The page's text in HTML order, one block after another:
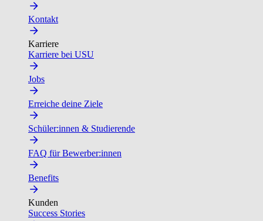
Kontakt
Karriere
Karriere bei USU
Jobs
Erreiche deine Ziele
Schüler:innen & Studierende
FAQ für Bewerber:innen
Benefits
Kunden
Success Stories